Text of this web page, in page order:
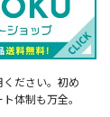
ださい。初め
体制も万全。